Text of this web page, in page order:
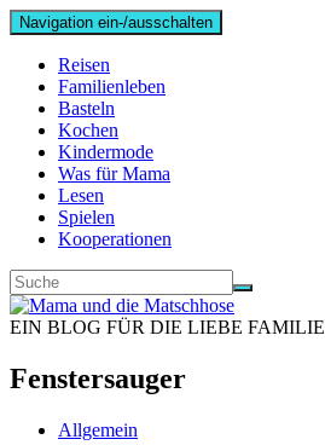
Navigation ein-/ausschalten
Reisen
Familienleben
Basteln
Kochen
Kindermode
Was für Mama
Lesen
Spielen
Kooperationen
EIN BLOG FÜR DIE LIEBE FAMILIE
Fenstersauger
Allgemein